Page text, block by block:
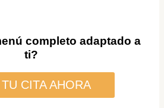
completo adaptado a
ti?
CITA AHORA